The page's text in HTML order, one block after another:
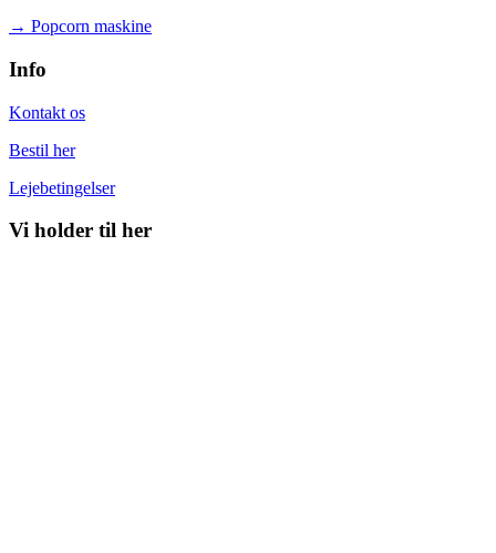
→ Popcorn maskine
Info
Kontakt os
Bestil her
Lejebetingelser
Vi holder til her